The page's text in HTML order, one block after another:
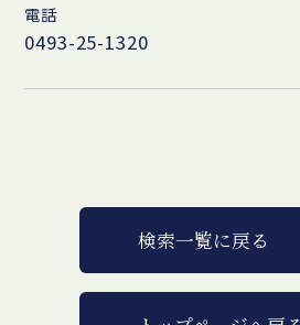
電話
0493-25-1320
検索一覧に戻る